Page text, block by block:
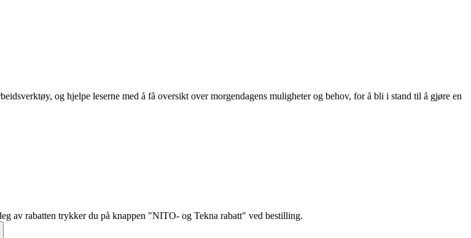
og hjelpe leserne med å få oversikt over morgendagens muligheter og behov, for å bli i stand til å gjøre en
av rabatten trykker du på knappen "NITO- og Tekna rabatt" ved bestilling.